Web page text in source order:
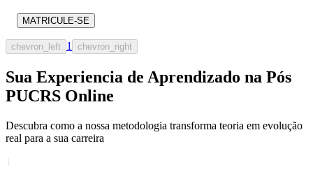
MATRICULE-SE
chevron_left 1 chevron_right
Sua Experiencia de Aprendizado na Pós
PUCRS Online
Descubra como a nossa metodologia transforma teoria em evolução
real para a sua carreira​